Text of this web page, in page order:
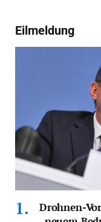
Eilmeldung
Drohnen-